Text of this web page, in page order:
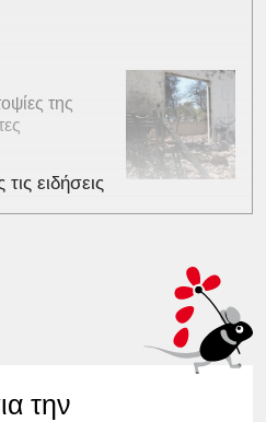
της
τις ειδήσεις
την